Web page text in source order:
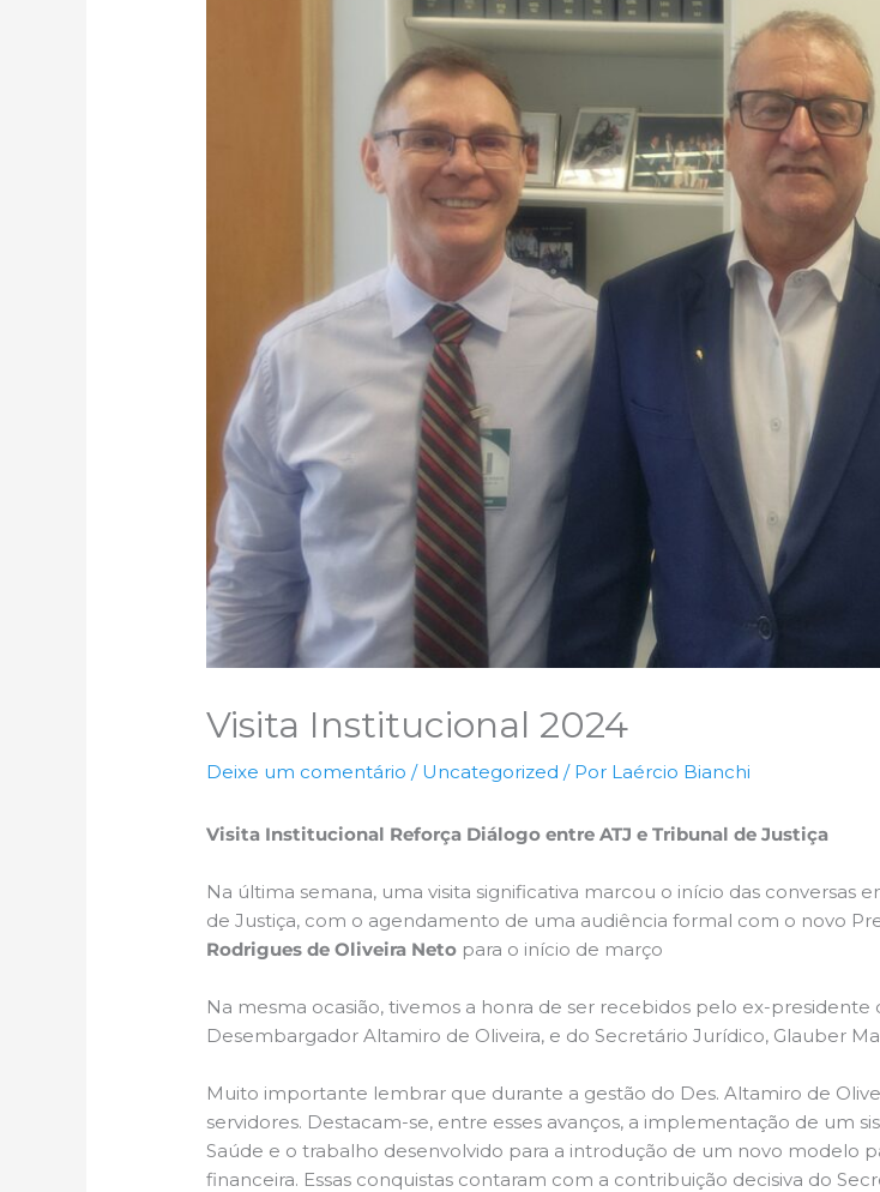
Visita Institucional 2024
Deixe um comentário / Uncategorized / Por Laércio Bianchi
Visita Institucional Reforça Diálogo entre ATJ e Tribunal de Justiça
Na última semana, uma visita significativa marcou o início das conversas
de Justiça, com o agendamento de uma audiência formal com o novo
Rodrigues de Oliveira Neto para o início de março
Na mesma ocasião, tivemos a honra de ser recebidos pelo ex-presidente
Desembargador Altamiro de Oliveira, e do Secretário Jurídico, Glauber
Muito importante lembrar que durante a gestão do Des. Altamiro de
servidores. Destacam-se, entre esses avanços, a implementação de um
Saúde e o trabalho desenvolvido para a introdução de um novo modelo
financeira. Essas conquistas contaram com a contribuição decisiva do